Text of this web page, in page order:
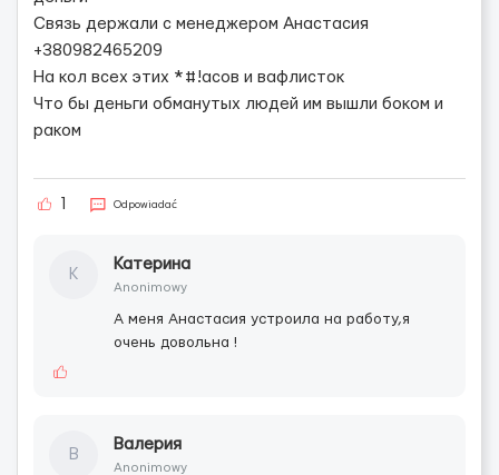
Связь держали с менеджером Анастасия
+380982465209
На кол всех этих *#!асов и вафлисток
Что бы деньги обманутых людей им вышли боком и
раком
Odpowiadać
К
Катерина
Anonimowy
А меня Анастасия устроила на работу,я
очень довольна !
В
Валерия
Anonimowy